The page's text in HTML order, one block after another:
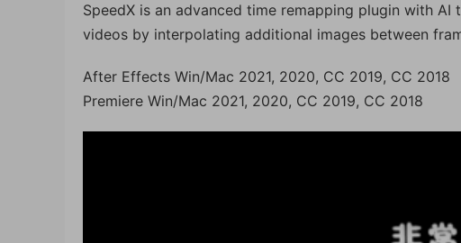
SpeedX is an advanced time remapping plugin with
videos by interpolating additional images between
After Effects Win/Mac 2021, 2020, CC 2019, CC 2018
Premiere Win/Mac 2021, 2020, CC 2019, CC 2018